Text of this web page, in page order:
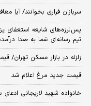
سربازان فراری بخوانند/ آیا
پس‌لرزه‌های شایعه استعفای
تیم رسانه‌ای شما به صدا
زلزله در بازار مسکن تهران/ قیمت‌ها ۲ برابر شد، خریدار
قیمت جدید مرغ اعلام شد
خانواده شهید لاریجانی